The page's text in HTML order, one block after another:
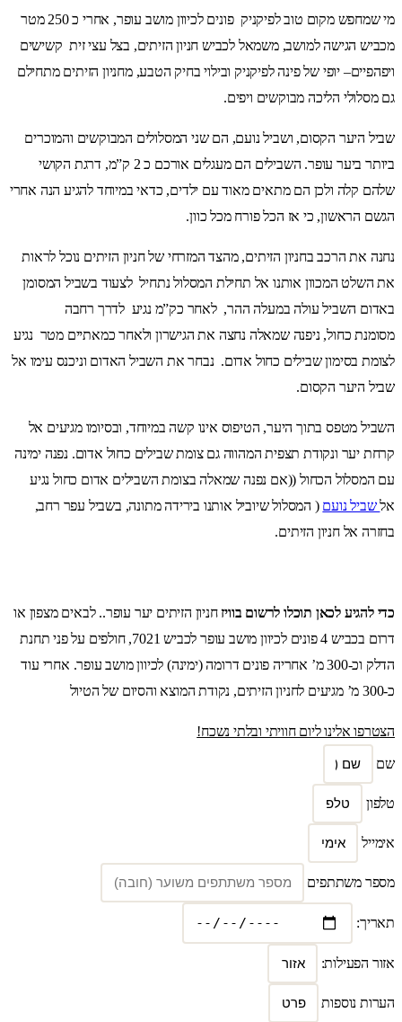
מי שמחפש מקום טוב לפיקניק פונים לכיוון מושב עופר, אחרי כ 250 מטר
מכביש הגישה למושב, משמאל לכביש חניון הזיתים, בצל עצי זית קשישים
ויפהפיים– יופי של פינה לפיקניק ובילוי בחיק הטבע, מחניון הזיתים מתחילם
גם מסלולי הליכה מבוקשים ויפים.
שביל היער הקסום, ושביל נועם, הם שני המסלולים המבוקשים והמוכרים
ביותר ביער עופר. השבילים הם מעגלים אורכם כ 2 ק”מ, דרגת הקושי
שלהם קלה ולכן הם מתאים מאוד עם ילדים, כדאי במיוחד להגיע הנה אחרי
הגשם הראשון, כי אז הכל פורח מכל כוון.
נחנה את הרכב בחניון הזיתים, מהצד המזרחי של חניון הזיתים נוכל לראות
את השלט המכוון אותנו אל תחילת המסלול נתחיל לצעוד בשביל המסומן
באדום השביל עולה במעלה ההר, לאחר כק”מ נגיע לדרך רחבה
מסומנת כחול, ניפנה שמאלה נחצה את הגישרון ולאחר כמאתיים מטר נגיע
לצומת בסימון שבילים כחול אדום. נבחר את השביל האדום וניכנס עימו אל
שביל היער הקסום.
השביל מטפס בתוך היער, הטיפוס אינו קשה במיוחד, ובסיומו מגיעים אל
קרחת יער ונקודת תצפית המהווה גם צומת שבילים כחול אדום. נפנה ימינה
עם המסלול הכחול ((אם נפנה שמאלה בצומת השבילים אדום כחול נגיע
אלשביל נועם ( המסלול שיוביל אותנו בירידה מתונה, בשביל עפר רחב,
בחזרה אל חניון הזיתים.
כדי להגיע לכאן תוכלו לרשום בוויזחניון הזיתים יער עופר.. לבאים מצפון או
דרום בכביש 4 פונים לכיוון מושב עופר לכביש 7021, חולפים על פני תחנת
הדלק וכ-300 מ’ אחריה פונים דרומה (ימינה) לכיוון מושב עופר. אחרי עוד
כ-300 מ’ מגיעים לחניון הזיתים, נקודת המוצא והסיום של הטיול
הצטרפו אלינו ליום חוויתי ובלתי נשכח!
שם
טלפון
אימייל
מספר משתתפים
תאריך:
אזור הפעילות:
הערות נוספות